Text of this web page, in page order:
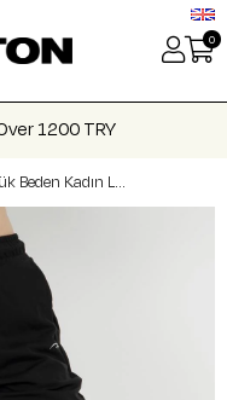
0
1200 TRY
Maraton Sportswear Büyük Beden Kadın Lastik Paça Basic Eşofman Altı 21171